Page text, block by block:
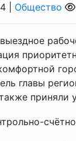
| Общество
главы
приняли